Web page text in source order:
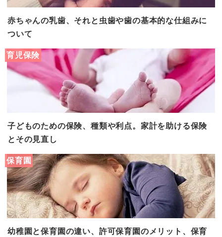
赤ちゃんの乳歯、それと虫歯や歯の基本的な仕組みに
ついて
育児保険
子どものための保険、種類や利点。家計を助ける保険
とその見直し
保育園
幼稚園と保育園の違い、許可保育園のメリット、保育